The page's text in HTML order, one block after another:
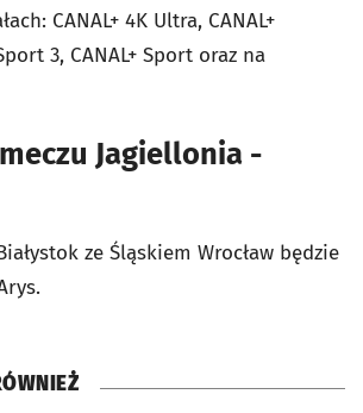
CANAL+ 4K Ultra, CANAL+
3, CANAL+ Sport oraz na
Jagiellonia -
ze Śląskiem Wrocław będzie